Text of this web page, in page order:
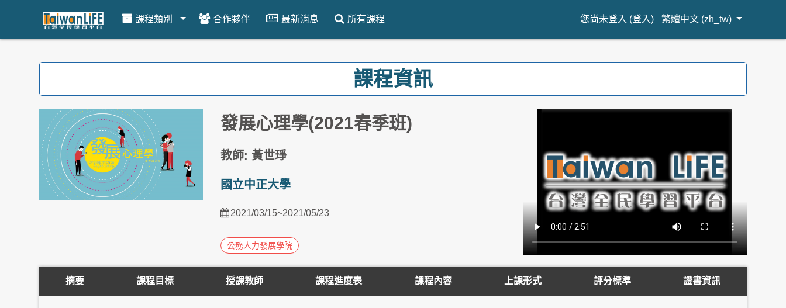
課程類別 合作夥伴 最新消息 所有課程 您尚未登入 (登入) 繁體中文 ‎(zh_tw)‎
課程資訊
發展心理學(2021春季班)
教師: 黃世琤
國立中正大學
2021/03/15~2021/05/23
公務人力發展學院
摘要 課程目標 授課教師 課程進度表 課程內容 上課形式 評分標準 證書資訊